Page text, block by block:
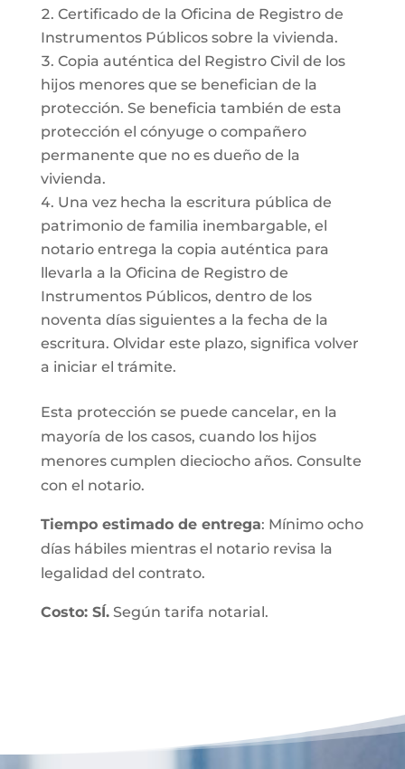
Certificado de la Oficina de Registro de
Instrumentos Públicos sobre la vivienda.
Copia auténtica del Registro Civil de los
hijos menores que se benefician de la
protección. Se beneficia también de esta
protección el cónyuge o compañero
permanente que no es dueño de la
vivienda.
Una vez hecha la escritura pública de
patrimonio de familia inembargable, el
notario entrega la copia auténtica para
llevarla a la Oficina de Registro de
Instrumentos Públicos, dentro de los
noventa días siguientes a la fecha de la
escritura. Olvidar este plazo, significa volver
a iniciar el trámite.
Esta protección se puede cancelar, en la
mayoría de los casos, cuando los hijos
menores cumplen dieciocho años. Consulte
con el notario.
Tiempo estimado de entrega: Mínimo ocho
días hábiles mientras el notario revisa la
legalidad del contrato.
Costo: SÍ.Según tarifa notarial.